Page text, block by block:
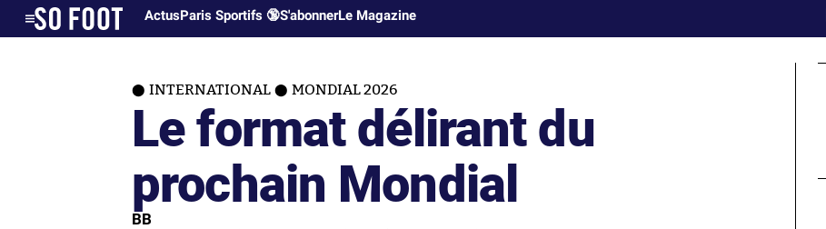
ActusParis Sportifs 🔞S'abonnerLe Magazine
INTERNATIONAL MONDIAL 2026
Le format délirant du
prochain Mondial
BB